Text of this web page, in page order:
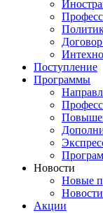
Поступление
Программы
Новости
Новые
Акции